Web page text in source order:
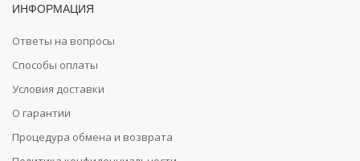
ИНФОРМАЦИЯ
Ответы на вопросы
Способы оплаты
Условия доставки
О гарантии
Процедура обмена и возврата